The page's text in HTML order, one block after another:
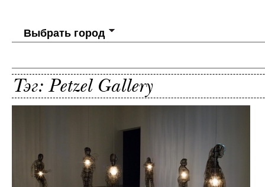
Выбрать город
Тэг: Petzel Gallery